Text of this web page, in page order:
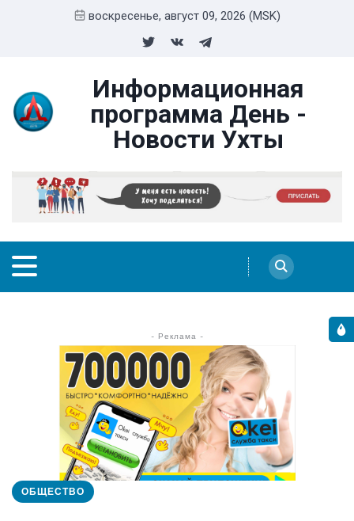
воскресенье, август 09, 2026 (MSK)
Информационная
программа День -
Новости Ухты
- Реклама -
ОБЩЕСТВО